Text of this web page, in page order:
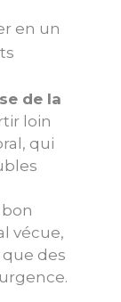
en un
de la
loin
qui
vécue,
des